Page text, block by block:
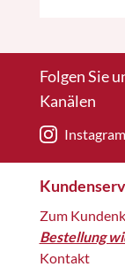
Folgen Sie
Kanälen
Instagram
Zum
Bestellung
Kontakt